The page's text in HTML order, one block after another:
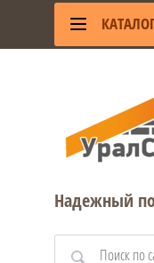
Надежный